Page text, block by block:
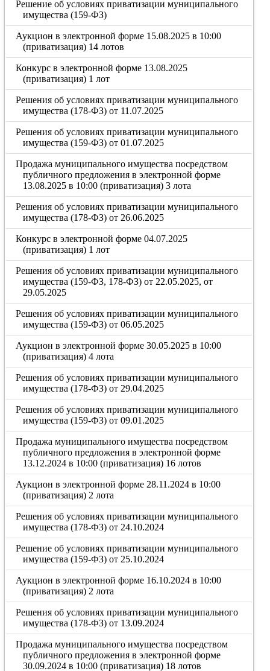
Решение об условиях приватизации муниципального
имущества (159-ФЗ)
Аукцион в электронной форме 15.08.2025 в 10:00
(приватизация) 14 лотов
Конкурс в электронной форме 13.08.2025
(приватизация) 1 лот
Решения об условиях приватизации муниципального
имущества (178-ФЗ) от 11.07.2025
Решения об условиях приватизации муниципального
имущества (159-ФЗ) от 01.07.2025
Продажа муниципального имущества посредством
публичного предложения в электронной форме
13.08.2025 в 10:00 (приватизация) 3 лота
Решения об условиях приватизации муниципального
имущества (178-ФЗ) от 26.06.2025
Конкурс в электронной форме 04.07.2025
(приватизация) 1 лот
Решения об условиях приватизации муниципального
имущества (159-ФЗ, 178-ФЗ) от 22.05.2025, от
29.05.2025
Решения об условиях приватизации муниципального
имущества (159-ФЗ) от 06.05.2025
Аукцион в электронной форме 30.05.2025 в 10:00
(приватизация) 4 лота
Решения об условиях приватизации муниципального
имущества (178-ФЗ) от 29.04.2025
Решения об условиях приватизации муниципального
имущества (159-ФЗ) от 09.01.2025
Продажа муниципального имущества посредством
публичного предложения в электронной форме
13.12.2024 в 10:00 (приватизация) 16 лотов
Аукцион в электронной форме 28.11.2024 в 10:00
(приватизация) 2 лота
Решения об условиях приватизации муниципального
имущества (178-ФЗ) от 24.10.2024
Решение об условиях приватизации муниципального
имущества (159-ФЗ) от 25.10.2024
Аукцион в электронной форме 16.10.2024 в 10:00
(приватизация) 2 лота
Решения об условиях приватизации муниципального
имущества (178-ФЗ) от 13.09.2024
Продажа муниципального имущества посредством
публичного предложения в электронной форме
30.09.2024 в 10:00 (приватизация) 18 лотов